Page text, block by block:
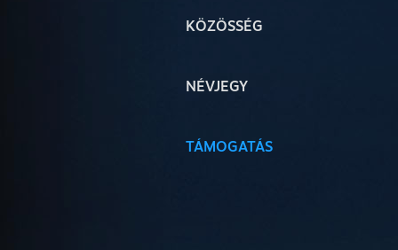
KÖZÖSSÉG
NÉVJEGY
TÁMOGATÁS